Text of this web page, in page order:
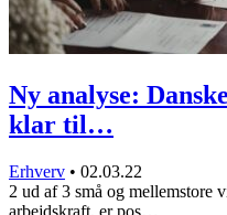
Ny analyse:
klar til…
Erhverv • 02.03.22
2 ud af 3 små og mellemstore